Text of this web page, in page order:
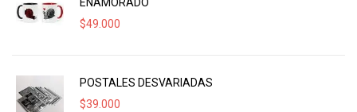
$49.000
POSTALES DESVARIADAS
$39.000